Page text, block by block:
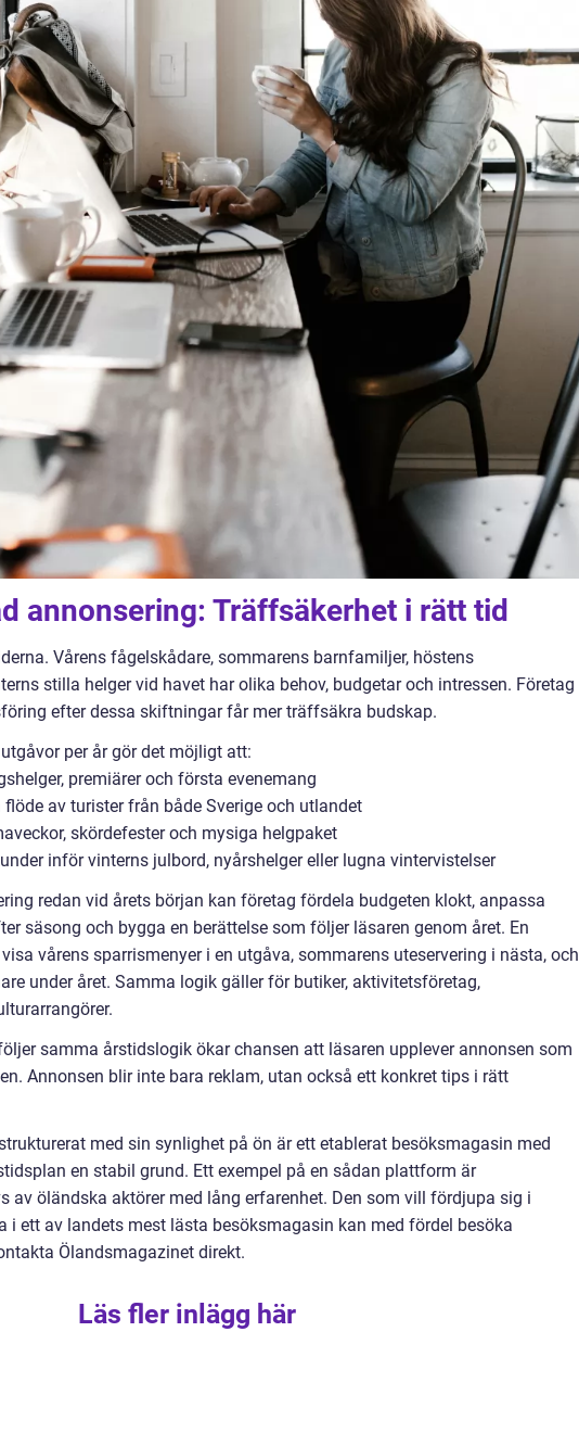
annonsering: Träffsäkerhet i rätt tid
Vårens fågelskådare, sommarens barnfamiljer, höstens
stilla helger vid havet har olika behov, budgetar och intressen. Företag
efter dessa skiftningar får mer träffsäkra budskap.
per år gör det möjligt att:
premiärer och första evenemang
av turister från både Sverige och utlandet
skördefester och mysiga helgpaket
inför vinterns julbord, nyårshelger eller lugna vintervistelser
redan vid årets början kan företag fördela budgeten klokt, anpassa
säsong och bygga en berättelse som följer läsaren genom året. En
vårens sparrismenyer i en utgåva, sommarens uteservering i nästa, och
under året. Samma logik gäller för butiker, aktivitetsföretag,
samma årstidslogik ökar chansen att läsaren upplever annonsen som
Annonsen blir inte bara reklam, utan också ett konkret tips i rätt
med sin synlighet på ön är ett etablerat besöksmagasin med
en stabil grund. Ett exempel på en sådan plattform är
av öländska aktörer med lång erfarenhet. Den som vill fördjupa sig i
i ett av landets mest lästa besöksmagasin kan med fördel besöka
Ölandsmagazinet direkt.
Läs fler inlägg här